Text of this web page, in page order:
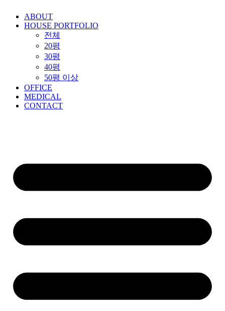
ABOUT
HOUSE PORTFOLIO
전체
20평
30평
40평
50평 이상
OFFICE
MEDICAL
CONTACT